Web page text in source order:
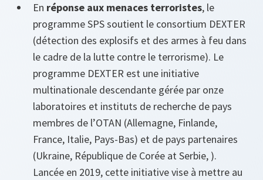
En réponse aux menaces terroristes, le
programme SPS soutient le consortium DEXTER
(détection des explosifs et des armes à feu dans
le cadre de la lutte contre le terrorisme). Le
programme DEXTER est une initiative
multinationale descendante gérée par onze
laboratoires et instituts de recherche de pays
membres de l’OTAN (Allemagne, Finlande,
France, Italie, Pays-Bas) et de pays partenaires
(Ukraine, République de Corée at Serbie, ).
Lancée en 2019, cette initiative vise à mettre au